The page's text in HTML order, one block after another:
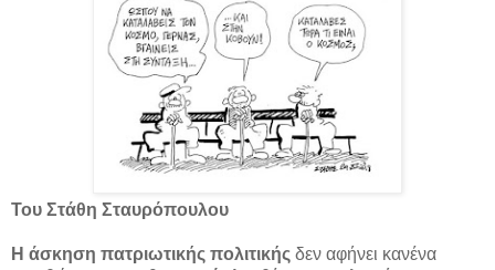
Του Στάθη Σταυρόπουλου
Η άσκηση πατριωτικής πολιτικής δεν αφήνει κανένα